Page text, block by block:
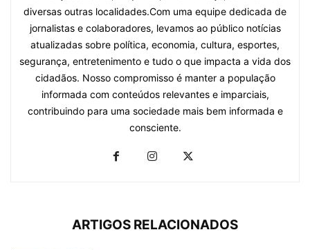
diversas outras localidades.Com uma equipe dedicada de
jornalistas e colaboradores, levamos ao público notícias
atualizadas sobre política, economia, cultura, esportes,
segurança, entretenimento e tudo o que impacta a vida dos
cidadãos. Nosso compromisso é manter a população
informada com conteúdos relevantes e imparciais,
contribuindo para uma sociedade mais bem informada e
consciente.
ARTIGOS RELACIONADOS